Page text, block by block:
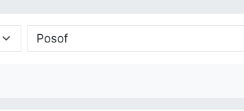
BİST100